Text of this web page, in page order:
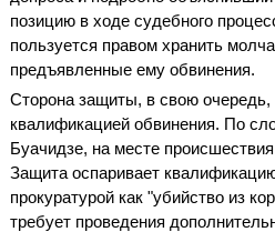
позицию в ходе судебного
пользуется правом хранить
предъявленные ему обвинения.
Сторона защиты, в свою очередь,
квалификацией обвинения. По
Буачидзе, на месте
Защита оспаривает
прокуратурой как "убийство из
требует проведения